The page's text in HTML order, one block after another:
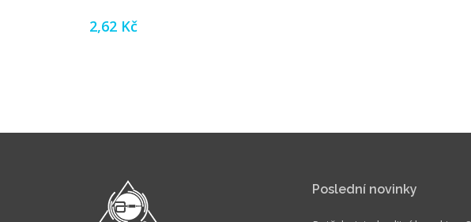
2,62 Kč
Poslední novinky